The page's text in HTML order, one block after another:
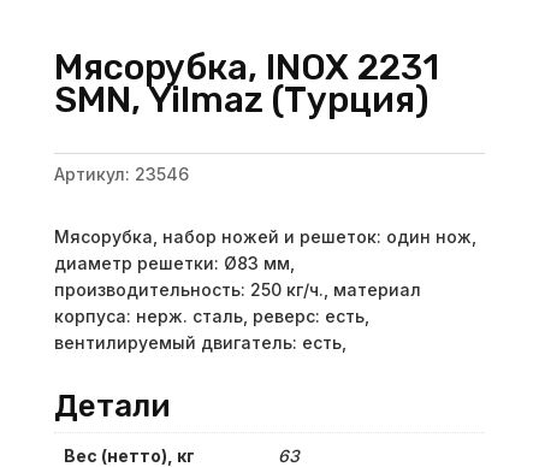
Мясорубка, INOX 2231
SMN, Yilmaz (Турция)
Артикул: 23546
Мясорубка, набор ножей и решеток: один нож,
диаметр решетки: Ø83 мм,
производительность: 250 кг/ч., материал
корпуса: нерж. сталь, реверс: есть,
вентилируемый двигатель: есть,
Детали
Вес (нетто), кг 63